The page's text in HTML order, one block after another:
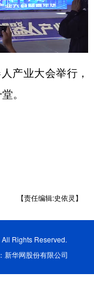
产业大会举行，
。
【责任编辑:史依灵】
Rights Reserved.
华网股份有限公司